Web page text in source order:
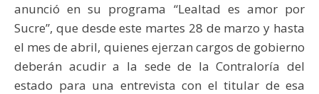
anunció en su programa “Lealtad es amor por
Sucre”, que desde este martes 28 de marzo y hasta
el mes de abril, quienes ejerzan cargos de gobierno
deberán acudir a la sede de la Contraloría del
estado para una entrevista con el titular de esa